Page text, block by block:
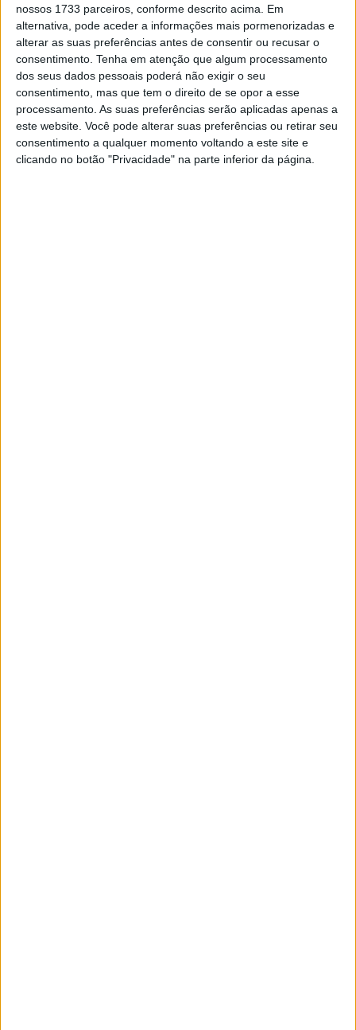
nossos 1733 parceiros, conforme descrito acima. Em
alternativa, pode aceder a informações mais pormenorizadas e
alterar as suas preferências antes de consentir ou recusar o
consentimento. Tenha em atenção que algum processamento
dos seus dados pessoais poderá não exigir o seu
consentimento, mas que tem o direito de se opor a esse
processamento. As suas preferências serão aplicadas apenas a
este website. Você pode alterar suas preferências ou retirar seu
consentimento a qualquer momento voltando a este site e
clicando no botão "Privacidade" na parte inferior da página.